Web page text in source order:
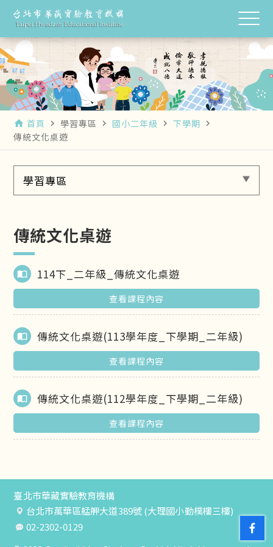
home 首頁 navigate_next 學習專區 navigate_next 國小二年級 navigate_next 下學期 navigate_next
傳統文化桌遊
學習專區
傳統文化桌遊
import_contacts 114下_二年級_傳統文化桌遊
查看課程內容
import_contacts 傳統文化桌遊(113學年度_下學期_二年級)
查看課程內容
import_contacts 傳統文化桌遊(112學年度_下學期_二年級)
查看課程內容
臺北市華藏實驗教育機構
台北市萬華區艋舺大道389號 (大理國小勤樸樓三樓)
02-2302-0129